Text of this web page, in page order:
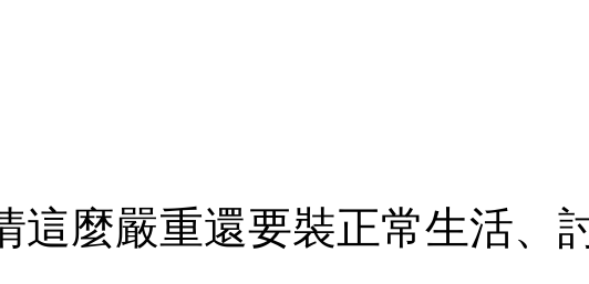
這麼嚴重還要裝正常生活、